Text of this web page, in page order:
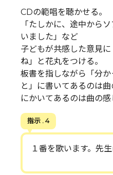
CDの範唱を聴かせる。
「たしかに、途中から
いました」など
子どもが共感した意見
ね」と花丸をつける。
板書を指しながら「分
と」に書いてあるのは曲
にかいてあるのは曲の感
指示 . 4
１番を歌います。先